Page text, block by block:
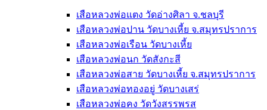
เสือหลวงพ่อแตง วัดอ่างศิลา จ.ชลบุรี
เสือหลวงพ่อปาน วัดบางเหี้ย จ.สมุทรปราการ
เสือหลวงพ่อเรือน วัดบางเหี้ย
เสือหลวงพ่อนก วัดสังกะสี
เสือหลวงพ่อสาย วัดบางเหี้ย จ.สมุทรปราการ
เสือหลวงพ่อทองอยู่ วัดบางเสร่
เสือหลวงพ่อคง วัดวังสรรพรส